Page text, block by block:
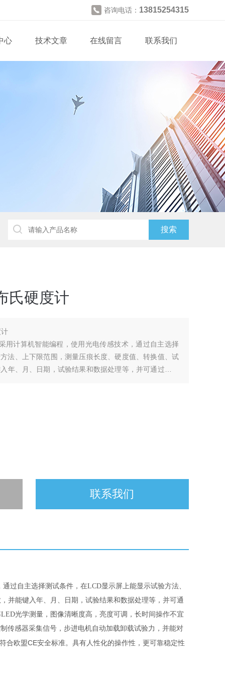
咨询电话： 13815254315
心 技术文章 在线留言 联系我们
氏硬度计
用计算机智能编程，使用光电传感技术，通过自主选择
法、上下限范围，测量压痕长度、硬度值、转换值、试
年、月、日期，试验结果和数据处理等，并可通过内置
联系我们
过自主选择测试条件，在LCD显示屏上能显示试验方法、
并能键入年、月、日期，试验结果和数据处理等，并可通
LED光学测量，图像清晰度高，亮度可调，长时间操作不宜
传感器采集信号，步进电机自动加载卸载试验力 ，并能对
合欧盟CE安全标准。具有人性化的操作性，更可靠稳定性